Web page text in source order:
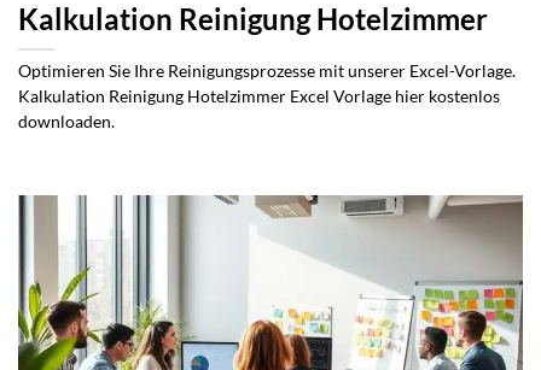
Kalkulation Reinigung Hotelzimmer
Optimieren Sie Ihre Reinigungsprozesse mit unserer Excel-Vorlage.
Kalkulation Reinigung Hotelzimmer Excel Vorlage hier kostenlos
downloaden.